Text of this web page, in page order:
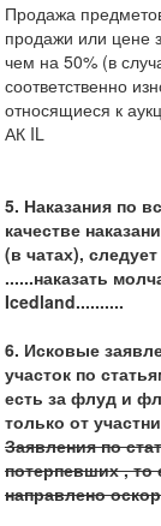
Продажа
продажи или цене
чем на 50% (в
соответственно
относящиеся к
АК IL
5. Наказания по
качестве
(в чатах),
......наказать
Icedland..........
6. Исковые
участок по
есть за флуд и
только от
Заявления по
потерпевших ,
направлено